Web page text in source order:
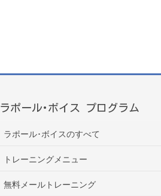
ラポール･ボイス プログラム
ラポール･ボイスのすべて
トレーニングメニュー
無料メールトレーニング